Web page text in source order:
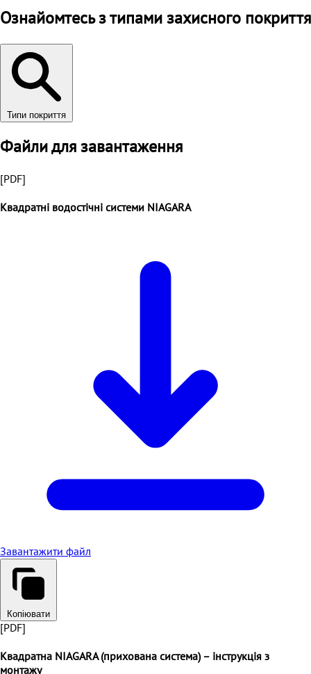
Ознайомтесь з типами захисного покриття
Типи покриття
Файли для завантаження
[PDF]
Квадратні водостічні системи NIAGARA
Завантажити файл
Копіювати
[PDF]
Квадратна NIAGARA (прихована система) – інструкція з
монтажу